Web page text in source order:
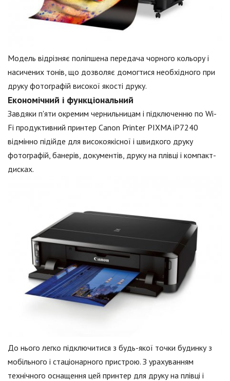
Модель відрізняє поліпшена передача чорного кольору і
насичених тонів, що дозволяє домогтися необхідного при
друку фотографій високої якості друку.
Економічний і функціональний
Завдяки п'яти окремим чернильницам і підключенню по Wi-
Fi продуктивний принтер Canon Printer PIXMA iP7240
відмінно підійде для високоякісної і швидкого друку
фотографій, банерів, документів, друку на плівці і компакт-
дисках.
До нього легко підключитися з будь-якої точки будинку з
мобільного і стаціонарного пристрою. З урахуванням
технічного оснащення цей принтер для друку на плівці і